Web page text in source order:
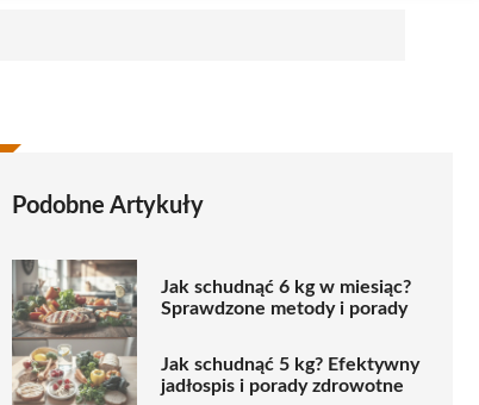
Podobne Artykuły
Jak schudnąć 6 kg w miesiąc?
Sprawdzone metody i porady
Jak schudnąć 5 kg? Efektywny
jadłospis i porady zdrowotne